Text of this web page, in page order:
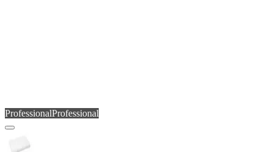
ProfessionalProfessional